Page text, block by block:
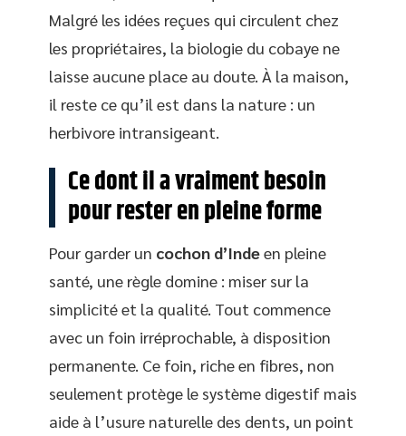
Malgré les idées reçues qui circulent chez
les propriétaires, la biologie du cobaye ne
laisse aucune place au doute. À la maison,
il reste ce qu’il est dans la nature : un
herbivore intransigeant.
Ce dont il a vraiment besoin
pour rester en pleine forme
Pour garder un cochon d’Indeen pleine
santé, une règle domine : miser sur la
simplicité et la qualité. Tout commence
avec un foin irréprochable, à disposition
permanente. Ce foin, riche en fibres, non
seulement protège le système digestif mais
aide à l’usure naturelle des dents, un point